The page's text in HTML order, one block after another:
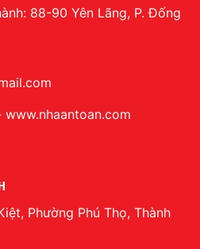
88-90 Yên Lãng, P. Đống
www.nhaantoan.com
Phường Phú Thọ, Thành